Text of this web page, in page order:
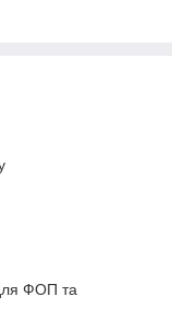
ФОП та